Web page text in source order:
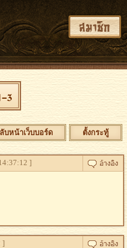
สมาชิก
3
บหน้าเว็บบอร์ด ตั้งกระทู้
]
]